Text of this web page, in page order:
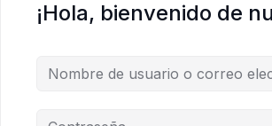
¡Hola, bienvenido de